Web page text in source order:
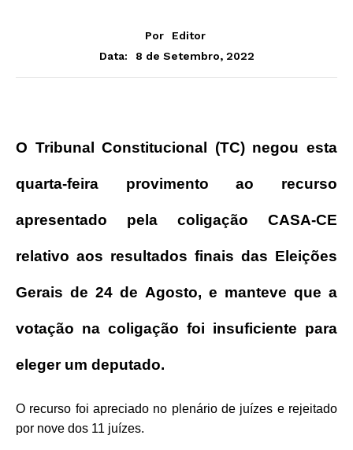
Por
Editor
Data:
8 de Setembro, 2022
O Tribunal Constitucional (TC) negou esta
quarta-feira provimento ao recurso
apresentado pela coligação CASA-CE
relativo aos resultados finais das Eleições
Gerais de 24 de Agosto, e manteve que a
votação na coligação foi insuficiente para
eleger um deputado.
O recurso foi apreciado no plenário de juízes e rejeitado
por nove dos 11 juízes.